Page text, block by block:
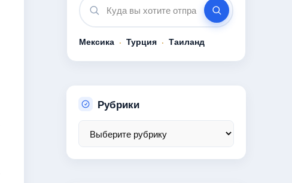
Мексика · Турция · Таиланд
Рубрики